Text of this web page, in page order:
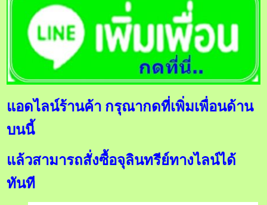
แอดไลน์ร้านค้า กรุณากดที่เพิ่มเพื่อนด้าน
บนนี้
แล้วสามารถสั่งซื้อจุลินทรีย์ทางไลน์ได้
ทันที